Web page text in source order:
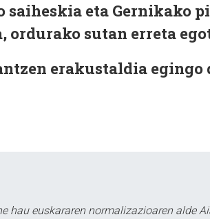
eta Gernikako
ordurako sutan erreta
erakustaldia egingo
hau euskararen normalizazioaren alde